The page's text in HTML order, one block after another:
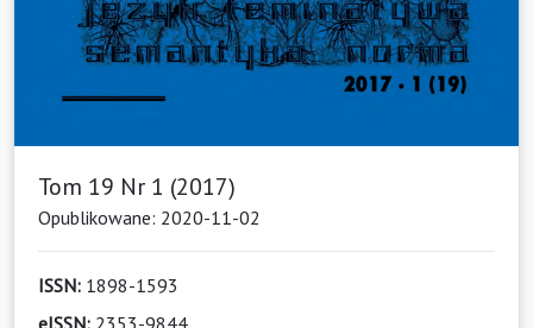
Tom 19 Nr 1 (2017)
Opublikowane: 2020-11-02
ISSN: 1898-1593
eISSN: 2353-9844